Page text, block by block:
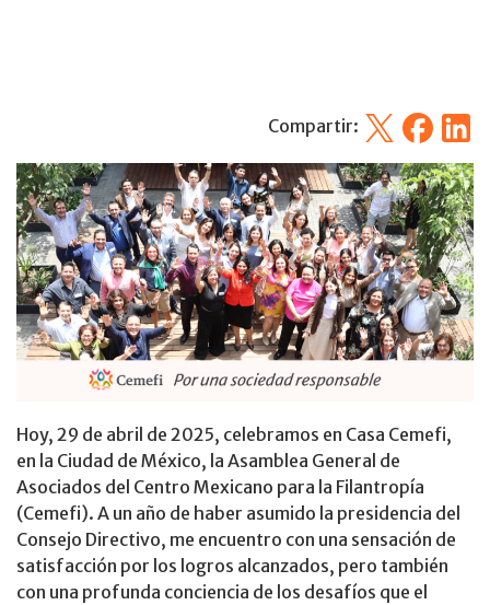
Compartir: X Facebook
Hoy, 29 de abril de 2025, celebramos en Casa Cemefi,
en la Ciudad de México, la Asamblea General de
Asociados del Centro Mexicano para la Filantropía
(Cemefi). A un año de haber asumido la presidencia del
Consejo Directivo, me encuentro con una sensación de
satisfacción por los logros alcanzados, pero también
con una profunda conciencia de los desafíos que el